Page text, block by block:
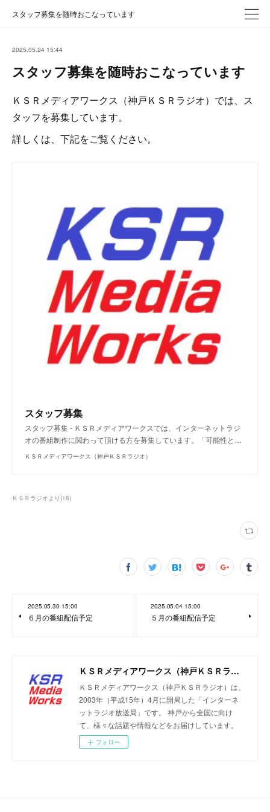
スタッフ募集を随時おこなっています
2025.05.24 15:44
スタッフ募集を随時おこなっています
ＫＳＲメディアワークス（神戸ＫＳＲラジオ）では、ス
タッフを募集しています。
詳しくは、下記をご覧ください。
スタッフ募集
スタッフ募集 - ＫＳＲメディアワークスでは、インターネットラジ
オの番組制作に関わって頂ける方を募集しています。「可能性と…
ＫＳＲメディアワークス（神戸ＫＳＲラジオ）
ＫＳＲラジオより(16)
2025.05.30 15:00
６月の番組配信予定
2025.05.04 15:00
５月の番組配信予定
ＫＳＲメディアワークス（神戸ＫＳＲラジオ）
ＫＳＲメディアワークス（神戸ＫＳＲラジオ）は、
2003年（平成15年）4月に開局した「インターネ
ットラジオ放送局」です。 神戸から全国に向け
て、様々な話題や情報などをお届けしています。
フォロー